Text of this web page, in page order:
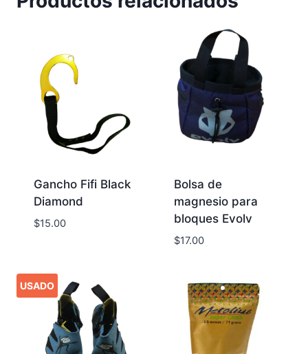
Gancho Fifi Black
Diamond
$15.00
Bolsa de
magnesio para
bloques Evolv
$17.00
USADO